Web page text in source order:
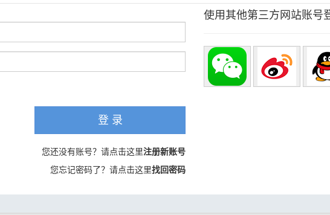
登 录
您还没有账号？请点击这里注册新账号
您忘记密码了？请点击这里找回密码
使用其他第三方网站账号